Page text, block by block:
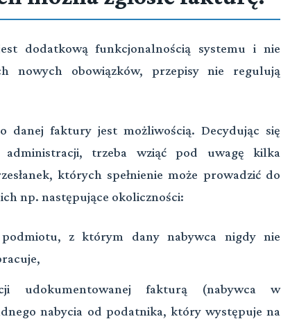
dodatkową funkcjonalnością systemu i nie
nowych obowiązków, przepisy nie regulują
danej faktury jest możliwością. Decydując się
trzeba wziąć pod uwagę kilka
których spełnienie może prowadzić do
np. następujące okoliczności:
z którym dany nabywca nigdy nie
udokumentowanej fakturą (nabywca w
nabycia od podatnika, który występuje na